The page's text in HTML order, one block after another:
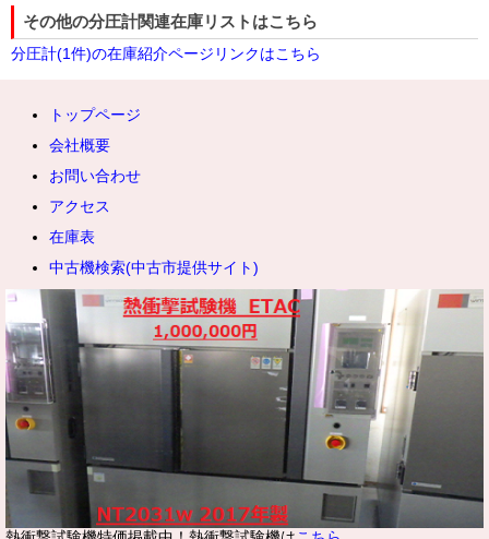
その他の分圧計関連在庫リストはこちら
分圧計(1件)の在庫紹介ページリンクはこちら
トップページ
会社概要
お問い合わせ
アクセス
在庫表
中古機検索(中古市提供サイト)